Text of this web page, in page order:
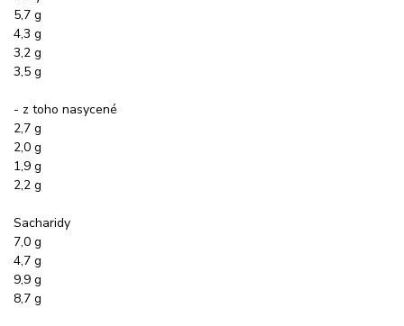
5,7 g
4,3 g
3,2 g
3,5 g
- z toho nasycené
2,7 g
2,0 g
1,9 g
2,2 g
Sacharidy
7,0 g
4,7 g
9,9 g
8,7 g